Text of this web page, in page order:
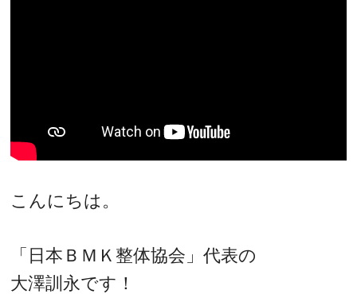
こんにちは。
「日本ＢＭＫ整体協会」代表の
大澤訓永です！